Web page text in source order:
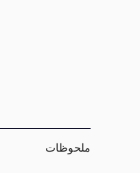
ملحوظات